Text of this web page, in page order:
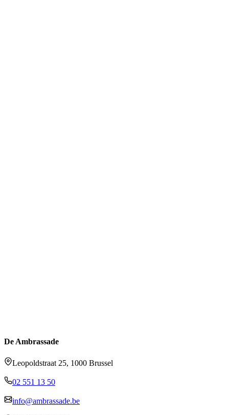
De Ambrassade
Leopoldstraat 25, 1000 Brussel
02 551 13 50
info@ambrassade.be